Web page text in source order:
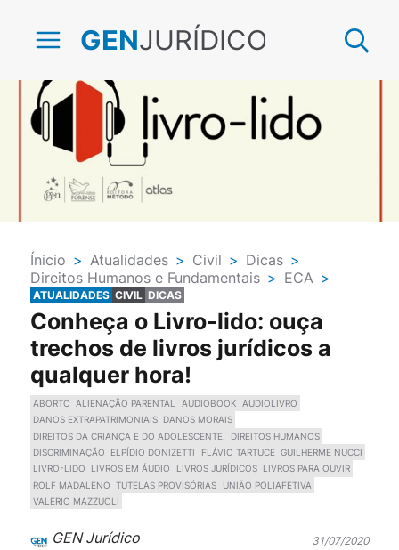
GENJURÍDICO
Ínicio > Atualidades > Civil > Dicas >
Direitos Humanos e Fundamentais > ECA >
Penal > Publieditorial
ATUALIDADES CIVIL DICAS
Conheça o Livro-lido: ouça
trechos de livros jurídicos a
qualquer hora!
ABORTO ALIENAÇÃO PARENTAL AUDIOBOOK
AUDIOLIVRO
DANOS EXTRAPATRIMONIAIS
DANOS MORAIS
DIREITOS DA CRIANÇA E DO ADOLESCENTE.
DIREITOS HUMANOS
DISCRIMINAÇÃO
ELPÍDIO DONIZETTI FLÁVIO TARTUCE GUILHERME NUCCI
LIVRO-LIDO
LIVROS EM ÁUDIO LIVROS JURÍDICOS
LIVROS PARA OUVIR
ROLF MADALENO TUTELAS PROVISÓRIAS
UNIÃO POLIAFETIVA
VALERIO MAZZUOLI
GEN Jurídico 31/07/2020